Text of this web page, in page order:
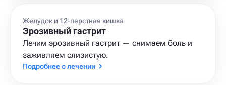
Желудок и 12-перстная кишка
Эрозивный гастрит
Лечим эрозивный гастрит — снимаем боль и
заживляем слизистую.
Подробнее о лечении